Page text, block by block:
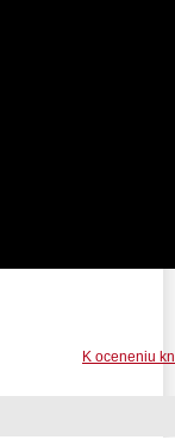
K oceneniu